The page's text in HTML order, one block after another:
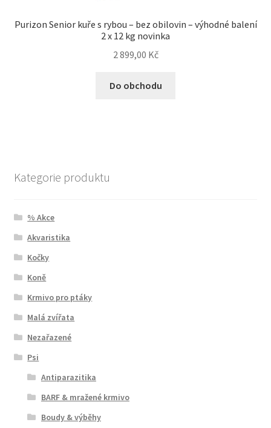
Purizon Senior kuře s rybou – bez obilovin – výhodné balení
2 x 12 kg novinka
2 899,00 Kč
Do obchodu
Kategorie produktu
% Akce
Akvaristika
Kočky
Koně
Krmivo pro ptáky
Malá zvířata
Nezařazené
Psi
Antiparazitika
BARF & mražené krmivo
Boudy & výběhy